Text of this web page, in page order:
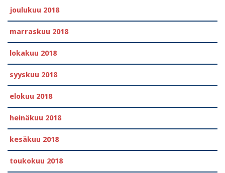
joulukuu 2018
marraskuu 2018
lokakuu 2018
syyskuu 2018
elokuu 2018
heinäkuu 2018
kesäkuu 2018
toukokuu 2018